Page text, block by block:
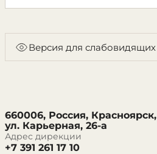
Версия для слабовидящих
660006, Россия, Красноярск,
ул. Карьерная, 26-а
Адрес дирекции
+7 391 261 17 10